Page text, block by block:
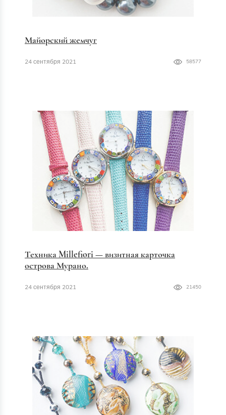
Майорский жемчуг
24 сентября 2021 58577
Техника Millefiori — визитная карточка
острова Мурано.
24 сентября 2021 21450